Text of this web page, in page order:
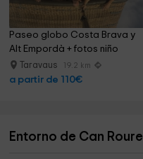
Paseo globo Costa Brava y
Alt Empordà + fotos niño
Taravaus 19.2 km
a partir de 110€
Entorno de Can Roure